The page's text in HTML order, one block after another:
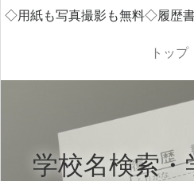
◇用紙も写真撮影も無料◇履歴
トップ
学校名検索・